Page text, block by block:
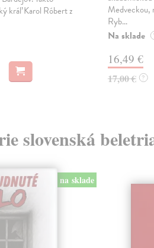
kráľ Karol Róbert z
Medveckou,
Ryb...
Na sklade
16,49 €
17,00 € ?
slovenská
na sklade